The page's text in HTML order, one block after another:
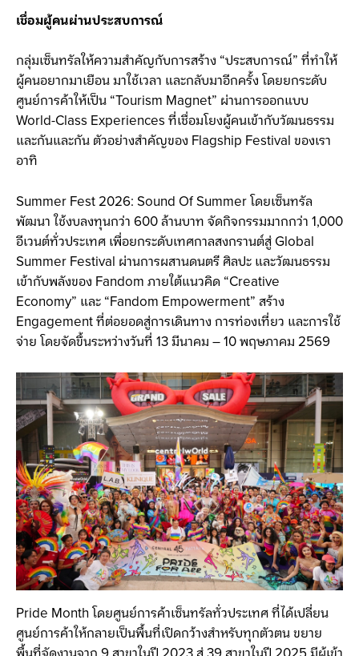
เชื่อมผู้คนผ่านประสบการณ์
กลุ่มเซ็นทรัลให้ความสำคัญกับการสร้าง “ประสบการณ์” ที่ทำให้
ผู้คนอยากมาเยือน มาใช้เวลา และกลับมาอีกครั้ง โดยยกระดับ
ศูนย์การค้าให้เป็น “Tourism Magnet” ผ่านการออกแบบ
World-Class Experiences ที่เชื่อมโยงผู้คนเข้ากับวัฒนธรรม
และกันและกัน ตัวอย่างสำคัญของ Flagship Festival ของเรา
อาทิ
Summer Fest 2026: Sound Of Summer โดยเซ็นทรัล
พัฒนา ใช้งบลงทุนกว่า 600 ล้านบาท จัดกิจกรรมมากกว่า 1,000
อีเวนต์ทั่วประเทศ เพื่อยกระดับเทศกาลสงกรานต์สู่ Global
Summer Festival ผ่านการผสานดนตรี ศิลปะ และวัฒนธรรม
เข้ากับพลังของ Fandom ภายใต้แนวคิด “Creative
Economy” และ “Fandom Empowerment” สร้าง
Engagement ที่ต่อยอดสู่การเดินทาง การท่องเที่ยว และการใช้
จ่าย โดยจัดขึ้นระหว่างวันที่ 13 มีนาคม – 10 พฤษภาคม 2569
Pride Month โดยศูนย์การค้าเซ็นทรัลทั่วประเทศ ที่ได้เปลี่ยน
ศูนย์การค้าให้กลายเป็นพื้นที่เปิดกว้างสำหรับทุกตัวตน ขยาย